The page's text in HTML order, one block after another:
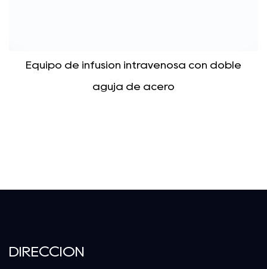
Equipo de infusión intravenosa con doble
aguja de acero
DIRECCIÓN